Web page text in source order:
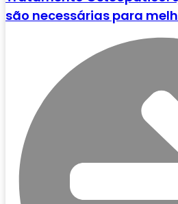
são necessárias para